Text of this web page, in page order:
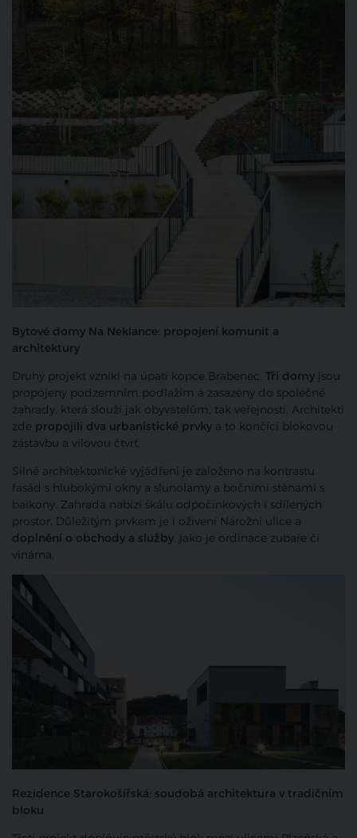
Bytové domy Na Neklance: propojení komunit a
architektury
Druhý projekt vznikl na úpatí kopce Brabenec. Tři domy jsou
propojeny podzemním podlažím a zasazeny do společné
zahrady, která slouží jak obyvatelům, tak veřejnosti. Architekti
zde propojili dva urbanistické prvky a to končící blokovou
zástavbu a vilovou čtvrť.
Silné architektonické vyjádření je založeno na kontrastu
fasád s hlubokými okny a slunolamy a bočními stěnami s
balkony. Zahrada nabízí škálu odpočinkových i sdílených
prostor. Důležitým prvkem je i oživení Nárožní ulice a
doplnění o obchody a služby, jako je ordinace zubaře či
vinárna.
Rezidence Starokošířská: soudobá architektura v tradičním
bloku